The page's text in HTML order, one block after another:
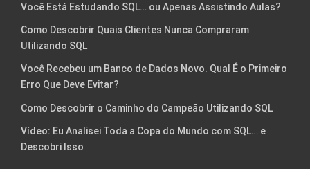
Você Está Estudando SQL… ou Apenas Assistindo Aulas?
Como Descobrir Quais Clientes Nunca Compraram
Utilizando SQL
Você Recebeu um Banco de Dados Novo. Qual É o Primeiro
Erro Que Deve Evitar?
Como Descobrir o Caminho do Campeão Utilizando SQL
Vídeo: Eu Analisei Toda a Copa do Mundo com SQL… e
Descobri Isso